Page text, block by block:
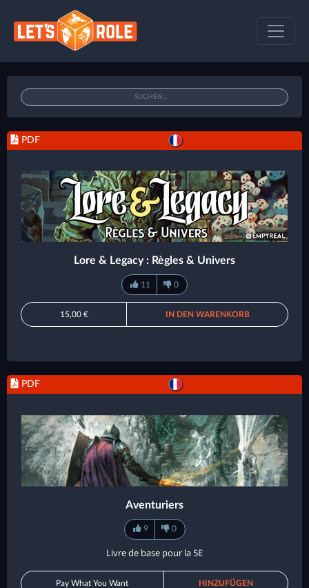
PDF
Lore & Legacy : Règles & Univers
11 0
15,00 € IN DEN WARENKORB
PDF
Aventuriers
9 0
Livre de base pour la 5E
Pay What You Want HINZUFÜGEN